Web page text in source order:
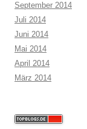
September 2014
Juli 2014
Juni 2014
Mai 2014
April 2014
März 2014